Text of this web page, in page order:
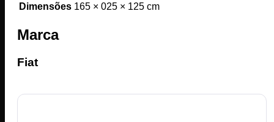
Dimensões 165 × 025 × 125 cm
Marca
Fiat